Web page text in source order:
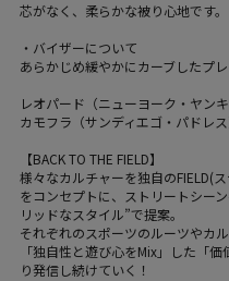
芯がなく、柔らかな被り心地です。
・バイザーについて
あらかじめ緩やかにカーブしたプレ
レオパード（ニューヨーク・ヤンキ
カモフラ（サンディエゴ・パドレス
【BACK TO THE FIELD】
様々なカルチャーを独自のFIELD(
をコンセプトに、ストリートシー
リッドなスタイル”で提案。
それぞれのスポーツのルーツやカ
「独自性と遊び心をMix」した「
り発信し続けていく！